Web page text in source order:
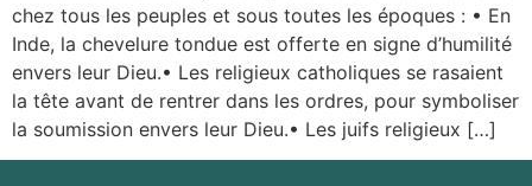
chez tous les peuples et sous toutes les époques : • En
Inde, la chevelure tondue est offerte en signe d’humilité
envers leur Dieu.• Les religieux catholiques se rasaient
la tête avant de rentrer dans les ordres, pour symboliser
la soumission envers leur Dieu.• Les juifs religieux […]